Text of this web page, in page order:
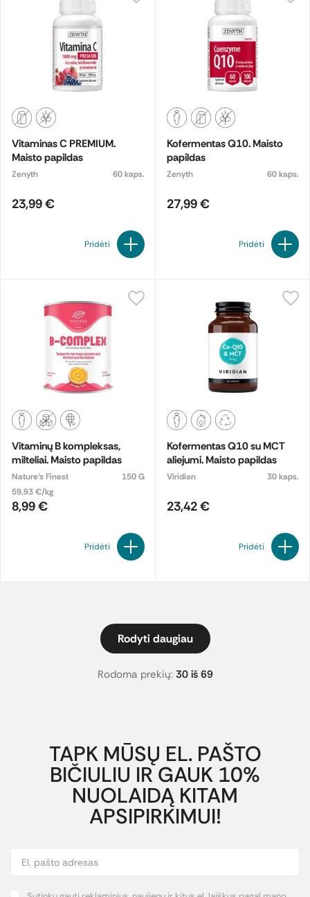
Vitaminas C PREMIUM.
Maisto papildas
Zenyth 60 kaps.
23,99 €
Pridėti
Kofermentas Q10. Maisto
papildas
Zenyth 60 kaps.
27,99 €
Pridėti
Vitaminų B kompleksas,
milteliai. Maisto papildas
Nature's Finest
150 G
59.93 €/kg
8,99 €
Pridėti
Kofermentas Q10 su MCT
aliejumi. Maisto papildas
Viridian 30 kaps.
23,42 €
Pridėti
Rodyti daugiau
Rodoma prekių: 30 iš 69
TAPK MŪSŲ EL. PAŠTO
BIČIULIU IR GAUK 10%
NUOLAIDĄ KITAM
APSIPIRKIMUI!